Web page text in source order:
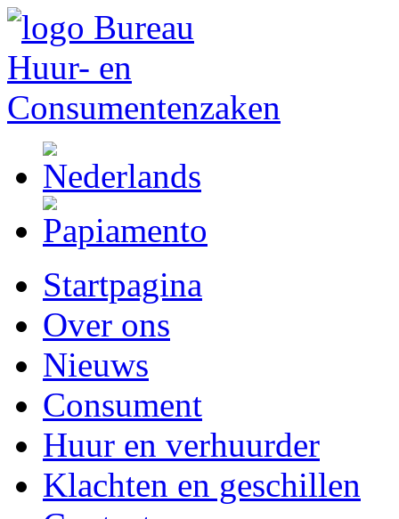
Startpagina
Over ons
Nieuws
Consument
Huur en verhuurder
Klachten en geschillen